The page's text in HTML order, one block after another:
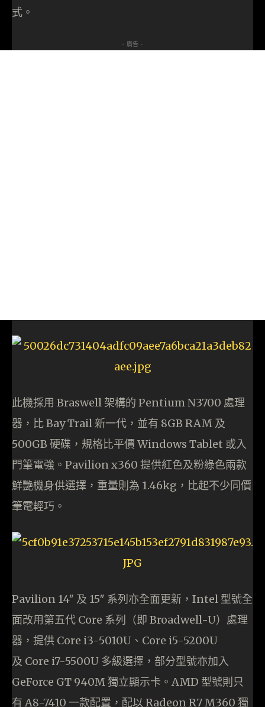
式。
- 廣告 -
此機採用 Braswell 架構的 Pentium N3700 處理
器，比 Bay Trail 新一代，並有 8GB RAM 及
500GB 硬碟，規格比平價 Windows Tablet 或入
門筆電強。Pavilion x360 提供紅色及粉綠色兩款
鮮艷機身供選擇，重量則為 1.46kg，比起不少同價
筆電輕巧。
Pavilion 14″ 及 15″ 系列亦全面更新，Intel 型號全
面改用第五代 Core 系列（即 Broadwell-U）處理
器，提供 Core i3-5010U、Core i5-5200U
及 Core i7-5500U 多級選擇，部分型號亦加入
GeForce GT 940M 獨立顯示卡。AMD 型號則只
有 A8-7410 一款配置，配以 Radeon R7 M360 獨